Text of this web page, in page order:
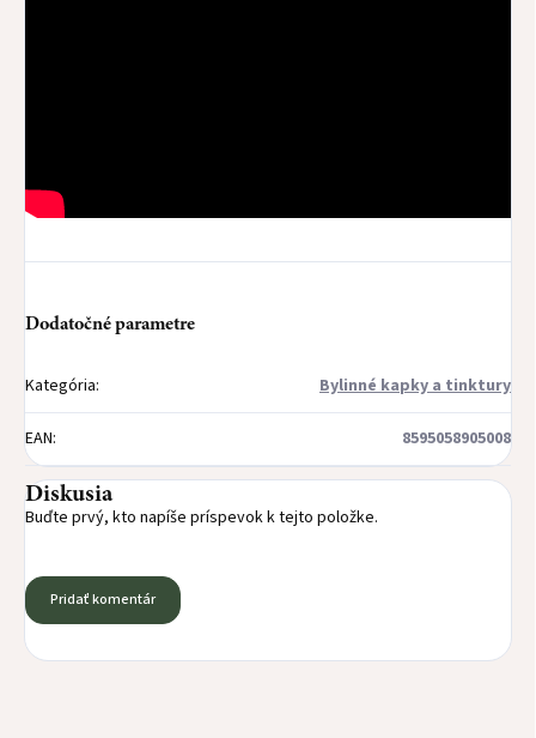
Dodatočné parametre
Kategória: Bylinné kapky a tinktury
EAN: 8595058905008
Diskusia
Buďte prvý, kto napíše príspevok k tejto položke.
Pridať komentár